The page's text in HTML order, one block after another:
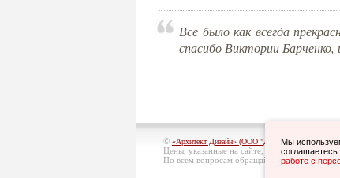
Все было как всегда
спасибо Виктории
Мы
работе с
© «Архитект Дизайн» (ООО "Джазл"), 2006-2026
Цены, указанные на сайте, являются
По всем вопросам обращайтесь:info@architect-